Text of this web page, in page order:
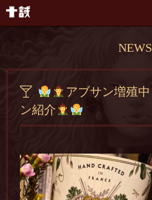
NEWS
アブサン増殖中
ン紹介